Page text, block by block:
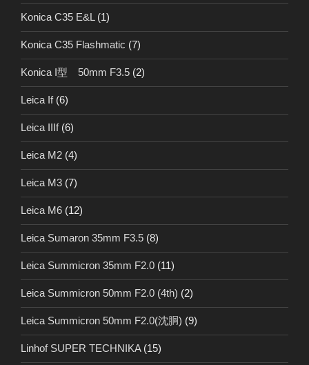
Konica C35 E&L (1)
Konica C35 Flashmatic (7)
Konica I型 50mm F3.5 (2)
Leica If(6)
Leica IIIf(6)
Leica M2 (4)
Leica M3 (7)
Leica M6 (12)
Leica Sumaron 35mm F3.5 (8)
Leica Summicron 35mm F2.0 (11)
Leica Summicron 50mm F2.0 (4th) (2)
Leica Summicron 50mm F2.0(沈胴) (9)
Linhof SUPER TECHNIKA(15)